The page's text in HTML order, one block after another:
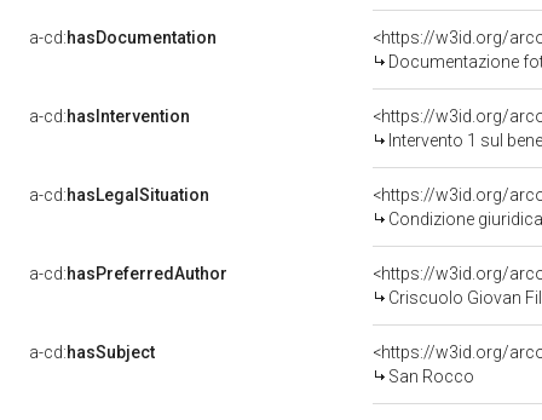
a-cd:hasDocumentation
Documentazione
a-cd:hasIntervention
<https://w3id.org/
Intervento 1 sul
a-cd:hasLegalSituation
Condizione
a-cd:hasPreferredAuthor
<https://w3id.org/
Criscuolo Giovan
a-cd:hasSubject
<https://w3id.org/
San Rocco